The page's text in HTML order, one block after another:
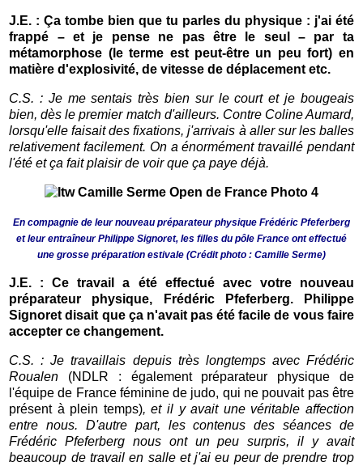
J.E. : Ça tombe bien que tu parles du physique : j'ai été
frappé – et je pense ne pas être le seul – par ta
métamorphose (le terme est peut-être un peu fort) en
matière d'explosivité, de vitesse de déplacement etc.
C.S. : Je me sentais très bien sur le court et je bougeais
bien,dès le premier match d'ailleurs. Contre Coline Aumard,
lorsqu'elle faisait des fixations, j'arrivais à aller sur les balles
relativement facilement. On a énormément travaillé pendant
l'été et ça fait plaisir de voir que ça paye déjà.
En compagnie de leur nouveau préparateur physique Frédéric Pfeferberg
et leur entraîneur Philippe Signoret, les filles du pôle France ont effectué
une grosse préparation estivale (Crédit photo : Camille Serme)
J.E. : Ce travail a été effectué avec votre nouveau
préparateur physique,
Frédéric Pfeferberg. Philippe
Signoret disait que ça n'avait pas été facile de vous faire
accepter ce changement.
C.S. : Je travaillais depuis très longtemps avec Frédéric
Roualen (NDLR : également préparateur physique de
l'équipe de France féminine de judo, qui ne pouvait pas être
présent à plein temps), et il y avait une véritable affection
entre nous. D'autre part, les contenus des séances de
Frédéric Pfeferberg nous ont un peu surpris, il y avait
beaucoup de travail en salle et j'ai eu peur de prendre trop